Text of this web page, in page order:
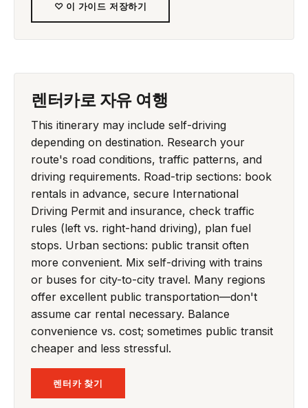
♡ 이 가이드 저장하기
렌터카로 자유 여행
This itinerary may include self-driving
depending on destination. Research your
route's road conditions, traffic patterns, and
driving requirements. Road-trip sections: book
rentals in advance, secure International
Driving Permit and insurance, check traffic
rules (left vs. right-hand driving), plan fuel
stops. Urban sections: public transit often
more convenient. Mix self-driving with trains
or buses for city-to-city travel. Many regions
offer excellent public transportation—don't
assume car rental necessary. Balance
convenience vs. cost; sometimes public transit
cheaper and less stressful.
렌터카 찾기